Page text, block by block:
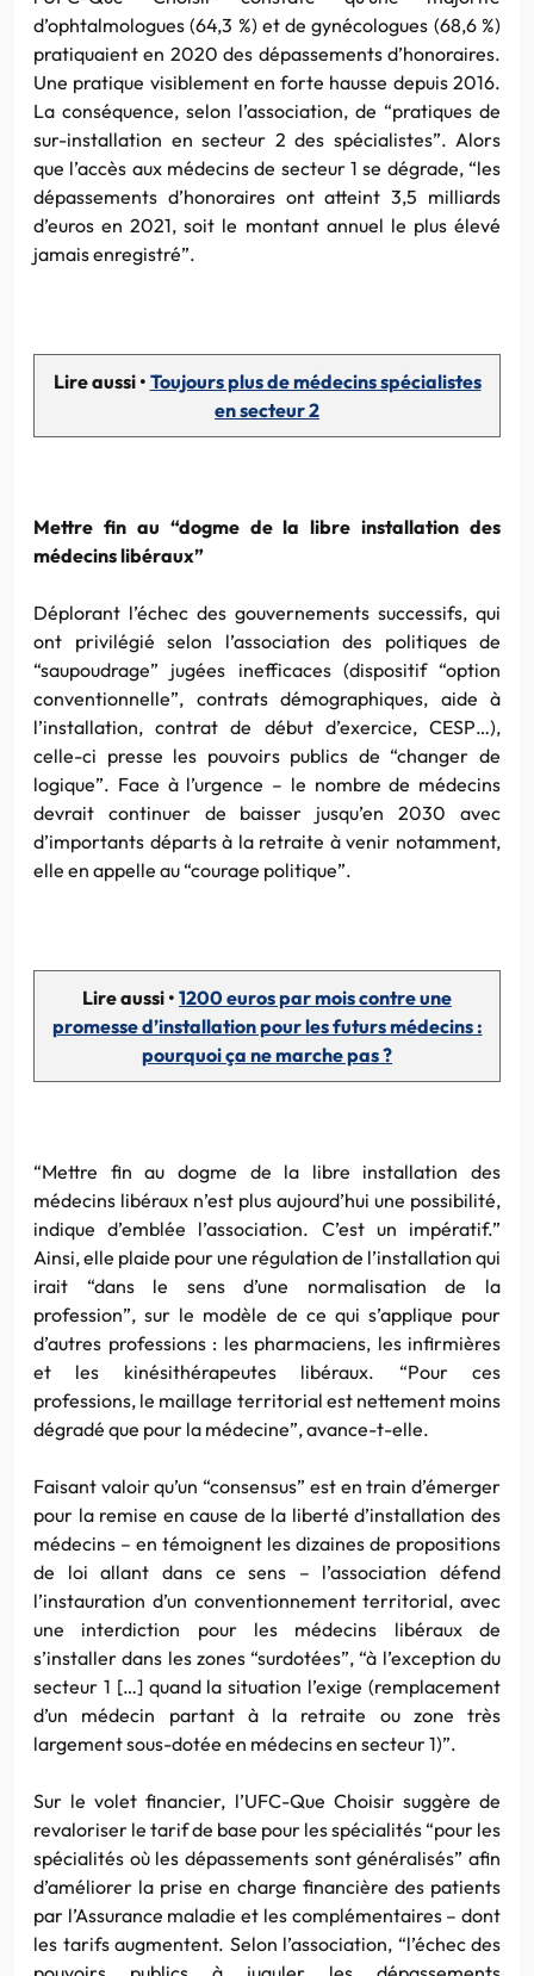
d’ophtalmologues (64,3 %) et de gynécologues (68,6 %)
pratiquaient en 2020 des dépassements d’honoraires.
Une pratique visiblement en forte hausse depuis 2016.
La conséquence, selon l’association, de “pratiques de
sur-installation en secteur 2 des spécialistes”. Alors
que l’accès aux médecins de secteur 1 se dégrade, “les
dépassements d’honoraires ont atteint 3,5 milliards
d’euros en 2021, soit le montant annuel le plus élevé
jamais enregistré”.
Lire aussi • Toujours plus de médecins spécialistes
en secteur 2
Mettre fin au “dogme de la libre installation des
médecins libéraux”
Déplorant l’échec des gouvernements successifs, qui
ont privilégié selon l’association des politiques de
“saupoudrage” jugées inefficaces (dispositif “option
conventionnelle”, contrats démographiques, aide à
l’installation, contrat de début d’exercice, CESP…),
celle-ci presse les pouvoirs publics de “changer de
logique”. Face à l’urgence – le nombre de médecins
devrait continuer de baisser jusqu’en 2030 avec
d’importants départs à la retraite à venir notamment,
elle en appelle au “courage politique”.
Lire aussi • 1200 euros par mois contre une
promesse d’installation pour les futurs médecins :
pourquoi ça ne marche pas ?
“Mettre fin au dogme de la libre installation des
médecins libéraux n’est plus aujourd’hui une possibilité,
indique d’emblée l’association. C’est un impératif.”
Ainsi, elle plaide pour une régulation de l’installation qui
irait “dans le sens d’une normalisation de la
profession”, sur le modèle de ce qui s’applique pour
d’autres professions : les pharmaciens, les infirmières
et les kinésithérapeutes libéraux. “Pour ces
professions, le maillage territorial est nettement moins
dégradé que pour la médecine”, avance-t-elle.
Faisant valoir qu’un “consensus” est en train d’émerger
pour la remise en cause de la liberté d’installation des
médecins – en témoignent les dizaines de propositions
de loi allant dans ce sens – l’association défend
l’instauration d’un conventionnement territorial, avec
une interdiction pour les médecins libéraux de
s’installer dans les zones “surdotées”, “à l’exception du
secteur 1 […] quand la situation l’exige (remplacement
d’un médecin partant à la retraite ou zone très
largement sous-dotée en médecins en secteur 1)”.
Sur le volet financier, l’UFC-Que Choisir suggère de
revaloriser le tarif de base pour les spécialités “pour les
spécialités où les dépassements sont généralisés” afin
d’améliorer la prise en charge financière des patients
par l’Assurance maladie et les complémentaires – dont
les tarifs augmentent. Selon l’association, “l’échec des